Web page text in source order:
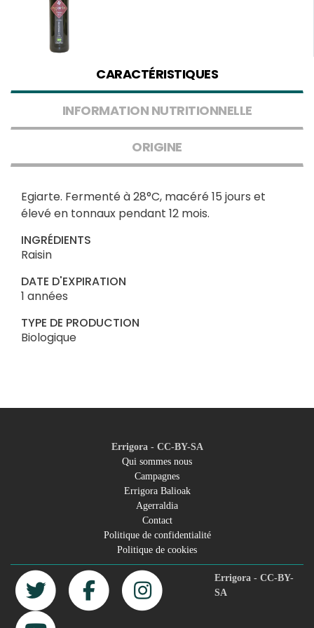
CARACTÉRISTIQUES
INFORMATION NUTRITIONNELLE
ORIGINE
Egiarte. Fermenté à 28°C, macéré 15 jours et
élevé en tonnaux pendant 12 mois.
INGRÉDIENTS
Raisin
DATE D'EXPIRATION
1 années
TYPE DE PRODUCTION
Biologique
Footer
menu
Errigora - CC-BY-SA
Qui sommes nous
Campagnes
Errigora Balioak
Agerraldia
Contact
Politique de confidentialité
Politique de cookies
Errigora - CC-BY-
SA